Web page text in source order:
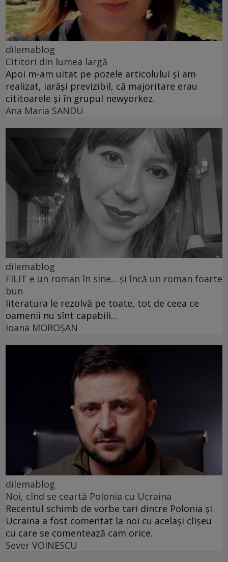
dilemablog
Cititori din lumea largă
Apoi m-am uitat pe pozele articolului și am
realizat, iarăși previzibil, că majoritare erau
cititoarele și în grupul newyorkez.
Ana Maria SANDU
dilemablog
FILIT e un roman în sine... și încă un roman foarte
bun
literatura le rezolvă pe toate, tot de ceea ce
oamenii nu sînt capabili...
Ioana MOROȘAN
dilemablog
Noi, cînd se ceartă Polonia cu Ucraina
Recentul schimb de vorbe tari dintre Polonia și
Ucraina a fost comentat la noi cu același clișeu
cu care se comentează cam orice.
Sever VOINESCU